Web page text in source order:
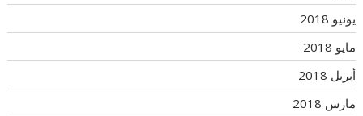
يونيو 2018
مايو 2018
أبريل 2018
مارس 2018